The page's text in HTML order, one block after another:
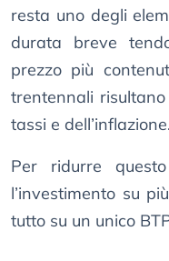
resta uno degli
durata breve
prezzo più
trentennali
tassi e dell’inflazione.
Per ridurre
l’investimento su
tutto su un unico